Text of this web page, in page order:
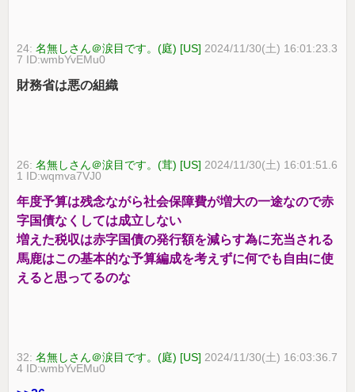
24:名無しさん＠涙目です。(庭) [US] 2024/11/30(土) 16:01:23.3
7 ID:wmbYvEMu0
財務省は悪の組織
26:名無しさん＠涙目です。(茸) [US] 2024/11/30(土) 16:01:51.6
1 ID:wqmva7VJ0
年度予算は残念ながら社会保障費が増大の一途なので赤
字国債なくしては成立しない
増えた税収は赤字国債の発行額を減らす為に充当される
馬鹿はこの基本的な予算編成を考えずに何でも自由に使
えると思ってるのな
32:名無しさん＠涙目です。(庭) [US] 2024/11/30(土) 16:03:36.7
4 ID:wmbYvEMu0